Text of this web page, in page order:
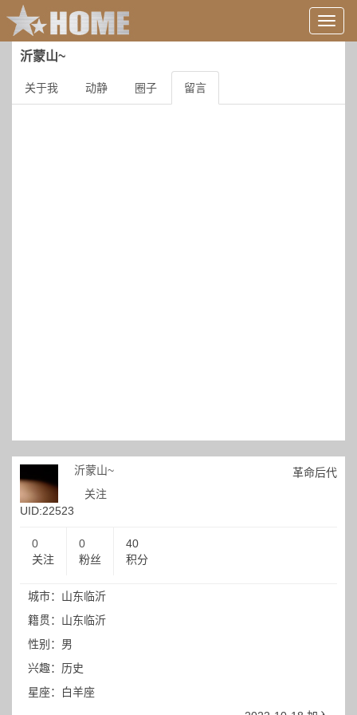
用
户
录
沂蒙山~
关于我 动静 圈子 留言
UID:22523
沂蒙山~
关注
革命后代
0
关注
0
粉丝
40
积分
城市：山东临沂
籍贯：山东临沂
性别：男
兴趣：历史
星座：白羊座